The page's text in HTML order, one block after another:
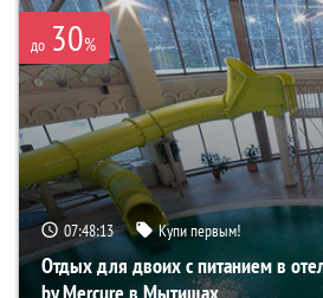
до 30%
07:48:12 Купи первым!
Отдых для двоих с питанием в